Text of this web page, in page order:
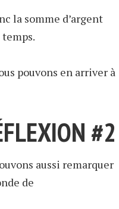
la somme d’argent
pouvons en arriver à
#2
aussi remarquer
de